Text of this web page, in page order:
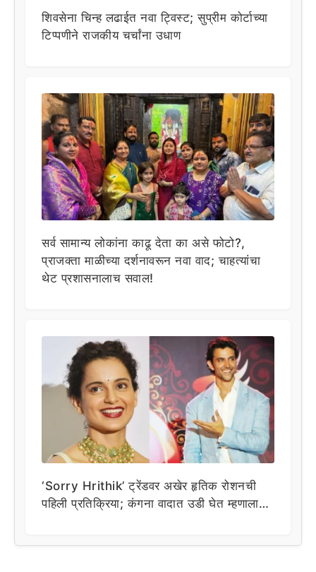
शिवसेना चिन्ह लढाईत नवा ट्विस्ट; सुप्रीम कोर्टाच्या
टिप्पणीने राजकीय चर्चांना उधाण
सर्व सामान्य लोकांना काढू देता का असे फोटो?,
प्राजक्ता माळीच्या दर्शनावरून नवा वाद; चाहत्यांचा
थेट प्रशासनालाच सवाल!
‘Sorry Hrithik’ ट्रेंडवर अखेर हृतिक रोशनची
पहिली प्रतिक्रिया; कंगना वादात उडी घेत म्हणाला…